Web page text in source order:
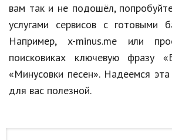
вам так и не подошёл,
услугами сервисов с готовыми
Например, x-minus.me или
поисковиках ключевую фразу
«Минусовки песен». Надеемся эта
для вас полезной.